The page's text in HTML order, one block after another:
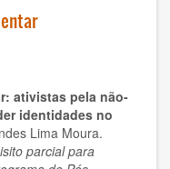
ativistas pela não-
identidades no
Lima Moura.
parcial para